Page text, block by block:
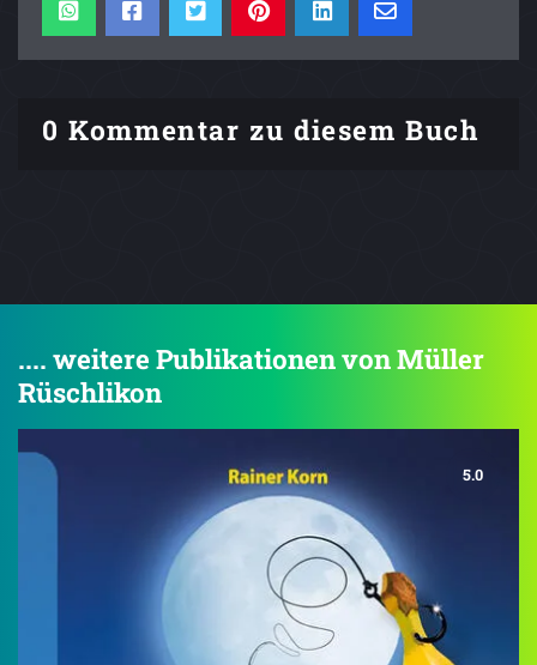
0 Kommentar zu diesem Buch
.... weitere Publikationen von Müller
Rüschlikon
5.0